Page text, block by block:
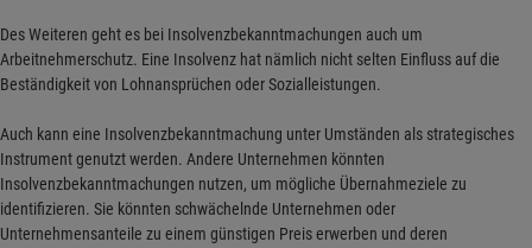
Des Weiteren geht es bei Insolvenzbekanntmachungen auch um
Arbeitnehmerschutz. Eine Insolvenz hat nämlich nicht selten Einfluss auf die
Beständigkeit von Lohnansprüchen oder Sozialleistungen.
Auch kann eine Insolvenzbekanntmachung unter Umständen als strategisches
Instrument genutzt werden. Andere Unternehmen könnten
Insolvenzbekanntmachungen nutzen, um mögliche Übernahmeziele zu
identifizieren. Sie könnten schwächelnde Unternehmen oder
Unternehmensanteile zu einem günstigen Preis erwerben und deren